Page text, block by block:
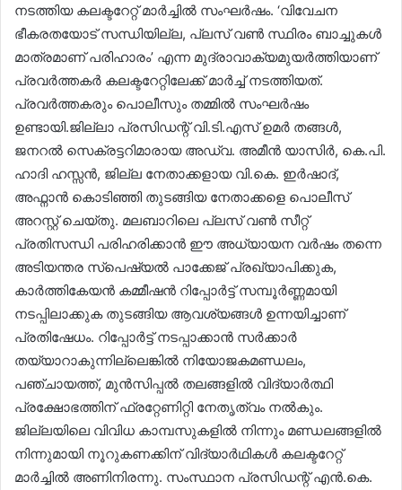
നടത്തിയ കലക്ടറേറ്റ് മാർച്ചിൽ സംഘർഷം. ‘വിവേചന
ഭീകരതയോട് സന്ധിയില്ല, പ്ലസ് വൺ സ്ഥിരം ബാച്ചുകൾ
മാത്രമാണ് പരിഹാരം’ എന്ന മുദ്രാവാക്യമുയർത്തിയാണ്
പ്രവർത്തകർ കലക്ടറേറ്റിലേക്ക് മാർച്ച് നടത്തിയത്.
പ്രവർത്തകരും പൊലീസും തമ്മിൽ സംഘർഷം
ഉണ്ടായി.ജില്ലാ പ്രസിഡന്റ് വി.ടി.എസ്‌ ഉമർ തങ്ങൾ,
ജനറൽ സെക്രട്ടറിമാരായ അഡ്വ. അമീന്‍ യാസിർ, കെ.പി.
ഹാദി ഹസ്സൻ, ജില്ല നേതാക്കളായ വി.കെ. ഇർഷാദ്,
അഫ്നാൻ കൊടിഞ്ഞി തുടങ്ങിയ നേതാക്കളെ പൊലീസ്
അറസ്റ്റ് ചെയ്തു. മലബാറിലെ പ്ലസ് വൺ സീറ്റ്
പ്രതിസന്ധി പരിഹരിക്കാൻ ഈ അധ്യായന വർഷം തന്നെ
അടിയന്തര സ്പെഷ്യൽ പാക്കേജ് പ്രഖ്യാപിക്കുക,
കാർത്തികേയൻ കമ്മീഷൻ റിപ്പോർട്ട് സമ്പൂർണ്ണമായി
നടപ്പിലാക്കുക തുടങ്ങിയ ആവശ്യങ്ങൾ ഉന്നയിച്ചാണ്
പ്രതിഷേധം. റിപ്പോർട്ട് നടപ്പാക്കാൻ സർക്കാർ
തയ്യാറാകുന്നില്ലെങ്കിൽ നിയോജകമണ്ഡലം,
പഞ്ചായത്ത്, മുൻസിപ്പൽ തലങ്ങളിൽ വിദ്യാർത്ഥി
പ്രക്ഷോഭത്തിന് ഫ്രറ്റേണിറ്റി നേതൃത്വം നൽകും.
ജില്ലയിലെ വിവിധ കാമ്പസുകളിൽ നിന്നും മണ്ഡലങ്ങളിൽ
നിന്നുമായി നൂറുകണക്കിന് വിദ്യാർഥികൾ കലക്ടറേറ്റ്
മാർച്ചിൽ അണിനിരന്നു. സംസ്ഥാന പ്രസിഡന്റ് എൻ.കെ.